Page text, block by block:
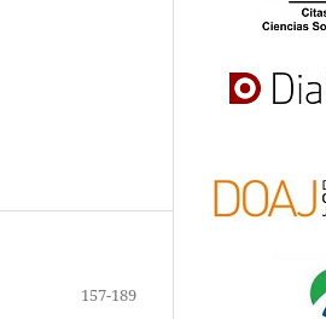
157-189